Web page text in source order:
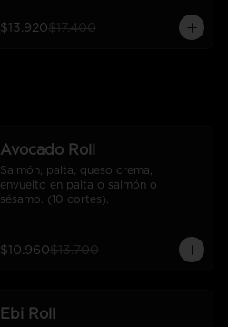
$13.920$17.400
Avocado Roll
Salmón, palta, queso crema,
envuelto en palta o salmón o
sésamo. (10 cortes).
$10.960$13.700
Ebi Roll